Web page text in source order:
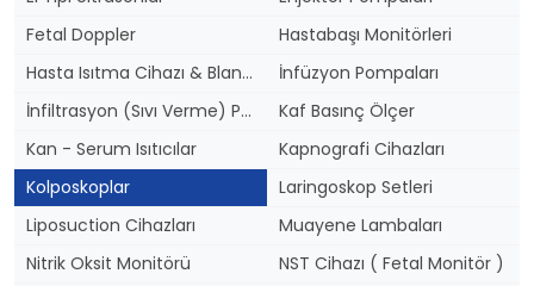
Fetal Doppler
Hastabaşı Monitörleri
Hasta Isıtma Cihazı & Blanketler
İnfüzyon Pompaları
İnfiltrasyon (Sıvı Verme) Pompası
Kaf Basınç Ölçer
Kan - Serum Isıtıcılar
Kapnografi Cihazları
Kolposkoplar
Laringoskop Setleri
Liposuction Cihazları
Muayene Lambaları
Nitrik Oksit Monitörü
NST Cihazı ( Fetal Monitör )